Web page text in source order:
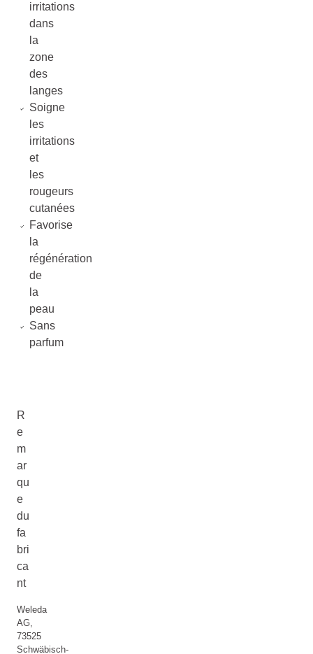
irritations
dans
la
zone
des
langes
Soigne
les
irritations
et
les
rougeurs
cutanées
Favorise
la
régénération
de
la
peau
Sans
parfum
R
e
m
ar
qu
e
du
fa
bri
ca
nt
Weleda
AG,
73525
Schwäbisch-